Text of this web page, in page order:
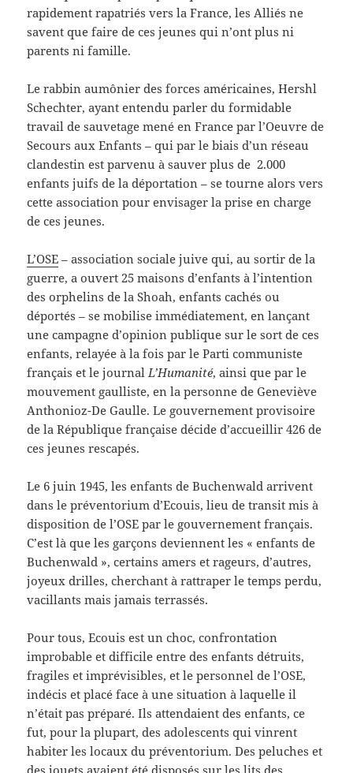
rapidement rapatriés vers la France, les Alliés ne
savent que faire de ces jeunes qui n’ont plus ni
parents ni famille.
Le rabbin aumônier des forces américaines, Hershl
Schechter, ayant entendu parler du formidable
travail de sauvetage mené en France par l’Oeuvre de
Secours aux Enfants – qui par le biais d’un réseau
clandestin est parvenu à sauver plus de 2.000
enfants juifs de la déportation – se tourne alors vers
cette association pour envisager la prise en charge
de ces jeunes.
L’OSE – association sociale juive qui, au sortir de la
guerre, a ouvert 25 maisons d’enfants à l’intention
des orphelins de la Shoah, enfants cachés ou
déportés – se mobilise immédiatement, en lançant
une campagne d’opinion publique sur le sort de ces
enfants, relayée à la fois par le Parti communiste
français et le journal L’Humanité, ainsi que par le
mouvement gaulliste, en la personne de Geneviève
Anthonioz-De Gaulle. Le gouvernement provisoire
de la République française décide d’accueillir 426 de
ces jeunes rescapés.
Le 6 juin 1945, les enfants de Buchenwald arrivent
dans le préventorium d’Ecouis, lieu de transit mis à
disposition de l’OSE par le gouvernement français.
C’est là que les garçons deviennent les « enfants de
Buchenwald », certains amers et rageurs, d’autres,
joyeux drilles, cherchant à rattraper le temps perdu,
vacillants mais jamais terrassés.
Pour tous, Ecouis est un choc, confrontation
improbable et difficile entre des enfants détruits,
fragiles et imprévisibles, et le personnel de l’OSE,
indécis et placé face à une situation à laquelle il
n’était pas préparé. Ils attendaient des enfants, ce
fut, pour la plupart, des adolescents qui vinrent
habiter les locaux du préventorium. Des peluches et
des jouets avaient été disposés sur les lits des